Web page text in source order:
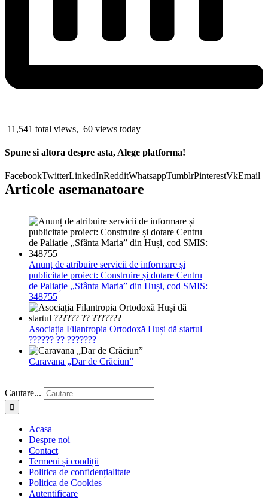
11,541 total views, 60 views today
Spune si altora despre asta, Alege platforma!
FacebookTwitterLinkedInRedditWhatsappTumblrPinterestVkEmail
Articole asemanatoare
Anunț de atribuire servicii de informare și
publicitate proiect: Construire și dotare Centru
de Paliație ,,Sfânta Maria” din Huși, cod SMIS:
348755
Asociația Filantropia Ortodoxă Huși dă startul
?????? ?? ???????
Caravana „Dar de Crăciun”
Cautare...
Acasa
Despre noi
Contact
Termeni și condiții
Politica de confidențialitate
Politica de Cookies
Autentificare